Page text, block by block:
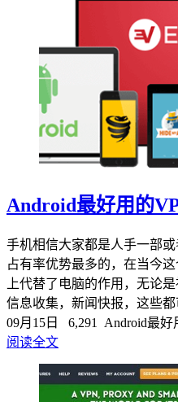
Android最好用的
手机相信大家都是人手一部
占有率优势最多的，在当今
上代替了电脑的作用，无论
信息收集，新闻快报，这些都
09月15日
6,291 Android最
阅读全文